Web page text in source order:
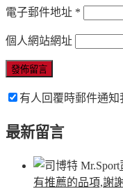
電子郵件地址 *
個人網站網址
有人回覆時郵件通知
最新留言
有推薦的品項,謝